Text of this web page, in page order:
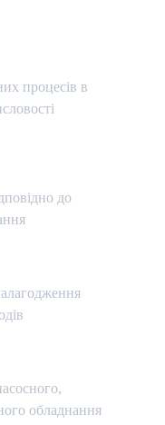
процесів в
до
обладнання